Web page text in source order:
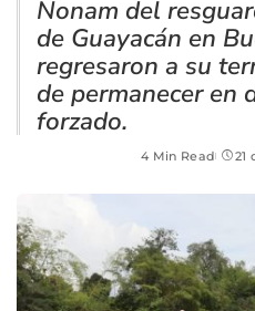
Nonam del
de Guayacán en
regresaron a su
de permanecer en
forzado.
4 Min Read 21